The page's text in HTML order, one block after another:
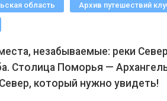
область Архив путешествий
незабываемые: реки
Столица Поморья —
который нужно увидеть!